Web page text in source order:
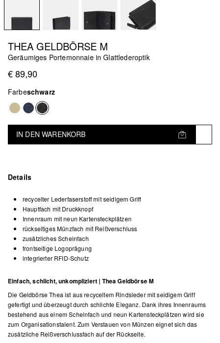
THEA GELDBÖRSE M
Geräumiges Portemonnaie in Glattlederoptik
€ 89,90
Farbeschwarz
IN DEN WARENKORB
Details
recycelter Lederfaserstoff mit seidigem Griff
Hauptfach mit Druckknopf
Innenraum mit neun Kartensteckplätzen
rückseitiges Münzfach mit Reißverschluss
zusätzliches Scheinfach
frontseitige Logoprägung
integrierter RFID-Schutz
Einfach, schlicht, unkompliziert | Thea Geldbörse M
Die Geldbörse Thea ist aus recyceltem Rindsleder mit seidigem Griff
gefertigt und überzeugt durch schlichte Eleganz. Dank ihres Innenraums
bestehend aus einem Scheinfach und neun Kartensteckplätzen wird sie
zum Organisationstalent. Zum Verstauen von Münzen eignet sich das
zusätzliche Reißverschlussfach auf der Rückseite.